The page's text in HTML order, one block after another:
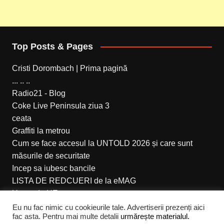
Top Posts & Pages
Cristi Dorombach | Prima pagină
... .. ..
Radio21 - Blog
Coke Live Peninsula ziua 3
ceata
Graffiti la metrou
Cum se face accesul la UNTOLD 2026 și care sunt
măsurile de securitate
Incep sa iubesc bancile
LISTA DE REDCUERI de la eMAG
Un an de UE
Eu nu fac nimic cu cookieurile tale. Advertiserii prezenți aici
fac asta. Pentru mai multe detalii urmărește materialul.